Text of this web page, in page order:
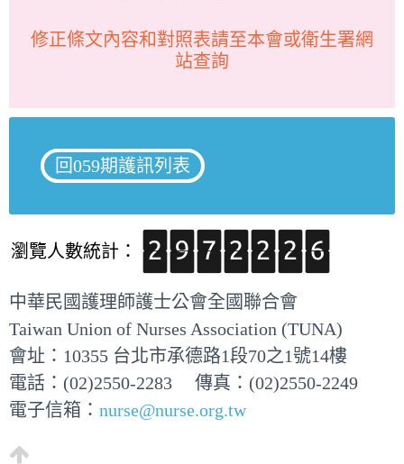
修正條文內容和對照表請至本會或衛生署網
站查詢
回059期護訊列表
瀏覽人數統計：
中華民國護理師護士公會全國聯合會
Taiwan Union of Nurses Association (TUNA)
會址：10355 台北市承德路1段70之1號14樓
電話：(02)2550-2283 傳真：(02)2550-2249
電子信箱： nurse@nurse.org.tw